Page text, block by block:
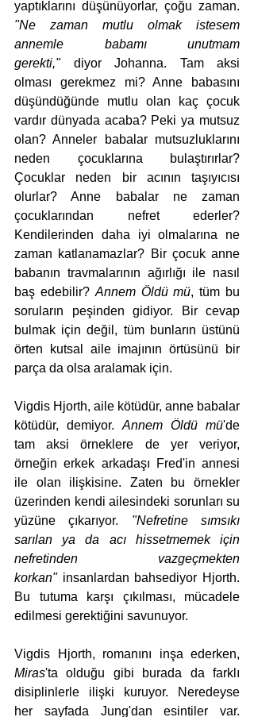
"Ne zaman mutlu olmak istesem
annemle babamı unutmam
gerekti," diyor Johanna. Tam aksi
olması gerekmez mi? Anne babasını
düşündüğünde mutlu olan kaç çocuk
vardır dünyada acaba? Peki ya mutsuz
olan? Anneler babalar mutsuzluklarını
neden çocuklarına bulaştırırlar?
Çocuklar neden bir acının taşıyıcısı
olurlar? Anne babalar ne zaman
çocuklarından nefret ederler?
Kendilerinden daha iyi olmalarına ne
zaman katlanamazlar? Bir çocuk anne
babanın travmalarının ağırlığı ile nasıl
baş edebilir? Annem Öldü mü, tüm bu
soruların peşinden gidiyor. Bir cevap
bulmak için değil, tüm bunların üstünü
örten kutsal aile imajının örtüsünü bir
parça da olsa aralamak için.
Vigdis Hjorth, aile kötüdür, anne babalar
kötüdür, demiyor. Annem Öldü mü'de
tam aksi örneklere de yer veriyor,
örneğin erkek arkadaşı Fred'in annesi
ile olan ilişkisine. Zaten bu örnekler
üzerinden kendi ailesindeki sorunları su
yüzüne çıkarıyor. "Nefretine sımsıkı
sarılan ya da acı hissetmemek için
nefretinden vazgeçmekten
korkan" insanlardan bahsediyor Hjorth.
Bu tutuma karşı çıkılması, mücadele
edilmesi gerektiğini savunuyor.
Miras'ta olduğu gibi burada da farklı
disiplinlerle ilişki kuruyor. Neredeyse
her sayfada Jung'dan esintiler var.